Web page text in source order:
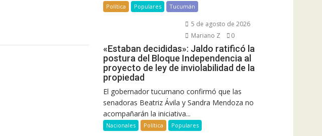
Política Populares Tucumán
5 de agosto de 2026
Mariano Z
0
«Estaban decididas»: Jaldo ratificó la
postura del Bloque Independencia al
proyecto de ley de inviolabilidad de la
propiedad
El gobernador tucumano confirmó que las
senadoras Beatriz Ávila y Sandra Mendoza no
acompañarán la iniciativa...
Nacionales Política Populares